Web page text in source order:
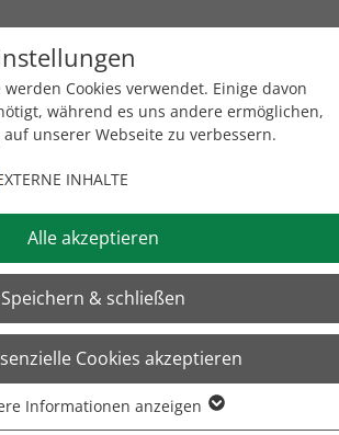
UNTERNEHMEN KONTAKT
ZURÜCK ZUR ÜBERSICHT
GRAEWE
Off-Line Magazin
STS 125M
Cookies verwendet. Einige davon
während es uns andere ermöglichen,
unserer Webseite zu verbessern.
INHALTE
Alle akzeptieren
Speichern & schließen
Cookies akzeptieren
Informationen anzeigen